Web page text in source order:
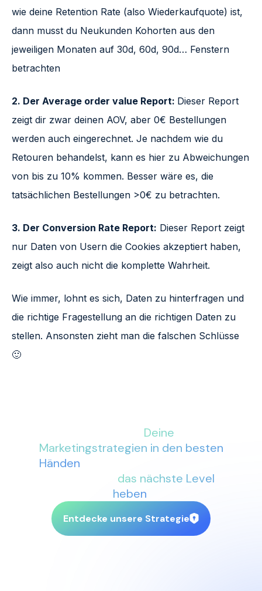
wie deine Retention Rate (also Wiederkaufquote) ist,
dann musst du Neukunden Kohorten aus den
jeweiligen Monaten auf 30d, 60d, 90d… Fenstern
betrachten
2. Der Average order value Report: Dieser Report
zeigt dir zwar deinen AOV, aber 0€ Bestellungen
werden auch eingerechnet. Je nachdem wie du
Retouren behandelst, kann es hier zu Abweichungen
von bis zu 10% kommen. Besser wäre es, die
tatsächlichen Bestellungen >0€ zu betrachten.
3. Der Conversion Rate Report: Dieser Report zeigt
nur Daten von Usern die Cookies akzeptiert haben,
zeigt also auch nicht die komplette Wahrheit.
Wie immer, lohnt es sich, Daten zu hinterfragen und
die richtige Fragestellung an die richtigen Daten zu
stellen. Ansonsten zieht man die falschen Schlüsse
🙂
Deine
Marketingstrategien in den besten
Händen
das nächste Level
heben
Entdecke unsere Strategie